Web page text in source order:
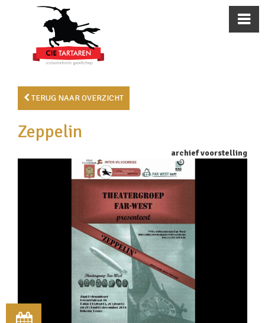
TERUG NAAR OVERZICHT
Zeppelin
archief voorstelling